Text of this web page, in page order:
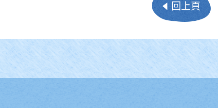
回上頁